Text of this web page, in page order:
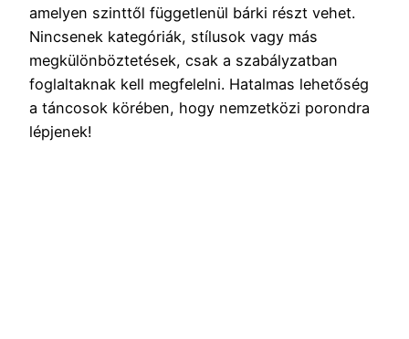
amelyen szinttől függetlenül bárki részt vehet.
Nincsenek kategóriák, stílusok vagy más
megkülönböztetések, csak a szabályzatban
foglaltaknak kell megfelelni. Hatalmas lehetőség
a táncosok körében, hogy nemzetközi porondra
lépjenek!